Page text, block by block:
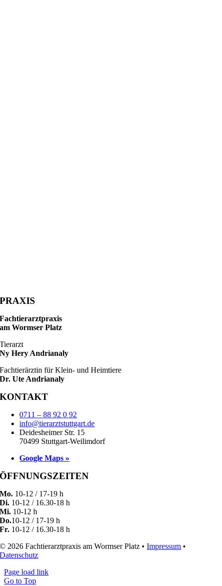
PRAXIS
Fachtierarztpraxis
am Wormser Platz
Tierarzt
Ny Hery Andrianaly
Fachtierärztin für Klein- und Heimtiere
Dr. Ute Andrianaly
KONTAKT
0711 – 88 92 0 92
info@tierarztstuttgart.de
Deidesheimer Str. 15
70499 Stuttgart-Weilimdorf
Google Maps »
ÖFFNUNGSZEITEN
Mo. 10-12 / 17-19 h
Di. 10-12 / 16.30-18 h
Mi. 10-12 h
Do.10-12 / 17-19 h
Fr. 10-12 / 16.30-18 h
© 2026 Fachtierarztpraxis am Wormser Platz •Impressum •
Datenschutz
Page load link
Go to Top